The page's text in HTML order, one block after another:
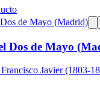
Dos de Mayo
Javier (1803-